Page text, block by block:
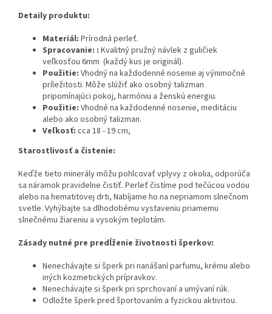
Detaily produktu:
Materiál: Prírodná perleť.
Spracovanie: : Kvalitný pružný návlek z guličiek
veľkosťou 6mm (každý kus je originál).
Použitie: Vhodný na každodenné nosenie aj výnimočné
príležitosti. Môže slúžiť ako osobný talizman
pripomínajúci pokoj, harmóniu a ženskú energiu.
Použitie: Vhodné na každodenné nosenie, meditáciu
alebo ako osobný talizman.
Veľkosť: cca 18 - 19 cm,
Starostlivosť a čistenie:
Keďže tieto minerály môžu pohlcovať vplyvy z okolia, odporúča
sa náramok pravidelne čistiť. Perleť čistíme pod tečúcou vodou
alebo na hematitovej drti, Nabíjame ho na nepriamom slnečnom
svetle. Vyhýbajte sa dlhodobému vystaveniu priamemu
slnečnému žiareniu a vysokým teplotám.
Zásady nutné pre predĺženie životnosti šperkov:
Nenechávajte si šperk pri nanášaní parfumu, krému alebo
iných kozmetických prípravkov.
Nenechávajte si šperk pri sprchovaní a umývaní rúk.
Odložte šperk pred športovaním a fyzickou aktivitou.